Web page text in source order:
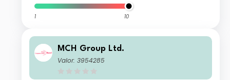
1 10
MCH Group Ltd.
Valor: 3954285